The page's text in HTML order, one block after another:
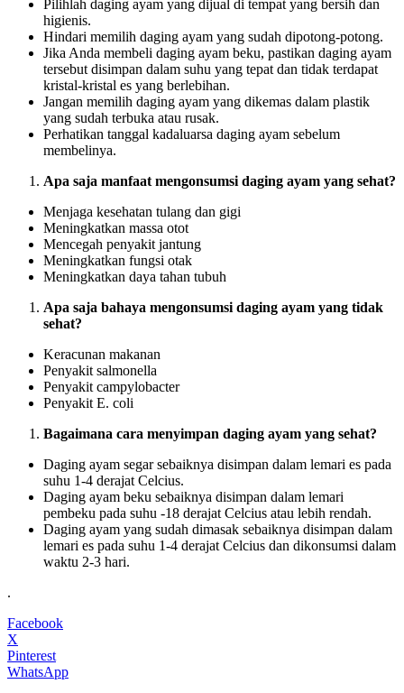
Pilihlah daging ayam yang dijual di tempat yang bersih dan
higienis.
Hindari memilih daging ayam yang sudah dipotong-potong.
Jika Anda membeli daging ayam beku, pastikan daging ayam
tersebut disimpan dalam suhu yang tepat dan tidak terdapat
kristal-kristal es yang berlebihan.
Jangan memilih daging ayam yang dikemas dalam plastik
yang sudah terbuka atau rusak.
Perhatikan tanggal kadaluarsa daging ayam sebelum
membelinya.
Apa saja manfaat mengonsumsi daging ayam yang sehat?
Menjaga kesehatan tulang dan gigi
Meningkatkan massa otot
Mencegah penyakit jantung
Meningkatkan fungsi otak
Meningkatkan daya tahan tubuh
Apa saja bahaya mengonsumsi daging ayam yang tidak
sehat?
Keracunan makanan
Penyakit salmonella
Penyakit campylobacter
Penyakit E. coli
Bagaimana cara menyimpan daging ayam yang sehat?
Daging ayam segar sebaiknya disimpan dalam lemari es pada
suhu 1-4 derajat Celcius.
Daging ayam beku sebaiknya disimpan dalam lemari
pembeku pada suhu -18 derajat Celcius atau lebih rendah.
Daging ayam yang sudah dimasak sebaiknya disimpan dalam
lemari es pada suhu 1-4 derajat Celcius dan dikonsumsi dalam
waktu 2-3 hari.
.
Facebook
X
Pinterest
WhatsApp